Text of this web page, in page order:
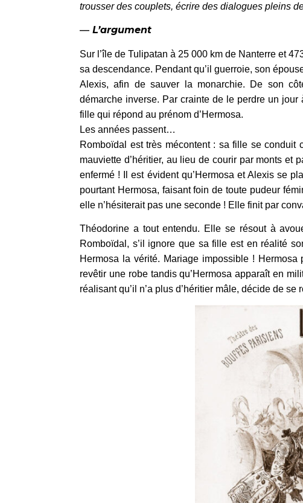
trousser des couplets, écrire des dialogues pleins
— L’argument
Sur l’île de Tulipatan à 25 000 km de Nanterre et
sa descendance. Pendant qu’il guerroie, son
Alexis, afin de sauver la monarchie. De son
démarche inverse. Par crainte de le perdre un
fille qui répond au prénom d’Hermosa.
Les années passent…
Romboïdal est très mécontent : sa fille se conduit
mauviette d’héritier, au lieu de courir par monts et
enfermé ! Il est évident qu’Hermosa et Alexis se
pourtant Hermosa, faisant foin de toute pudeur
elle n’hésiterait pas une seconde ! Elle finit par
Théodorine a tout entendu. Elle se résout à
Romboïdal, s’il ignore que sa fille est en réalité
Hermosa la vérité. Mariage impossible !
revêtir une robe tandis qu’Hermosa apparaît en
réalisant qu’il n’a plus d’héritier mâle, décide de